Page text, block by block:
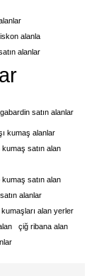
alanla
alanlar
satın alanlar
kumaş alanlar
satın alan
kumaş satın alan
alanlar
alan yerler
çiğ ribana alan